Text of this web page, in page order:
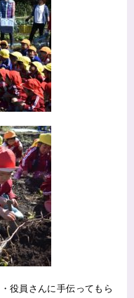
役員さんに手伝ってもら